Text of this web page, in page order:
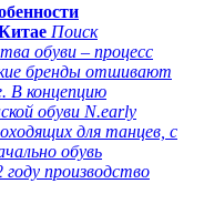
Поиск
обуви – процесс
бренды отшивают
В концепцию
обуви N.early
для танцев, с
обувь
производство